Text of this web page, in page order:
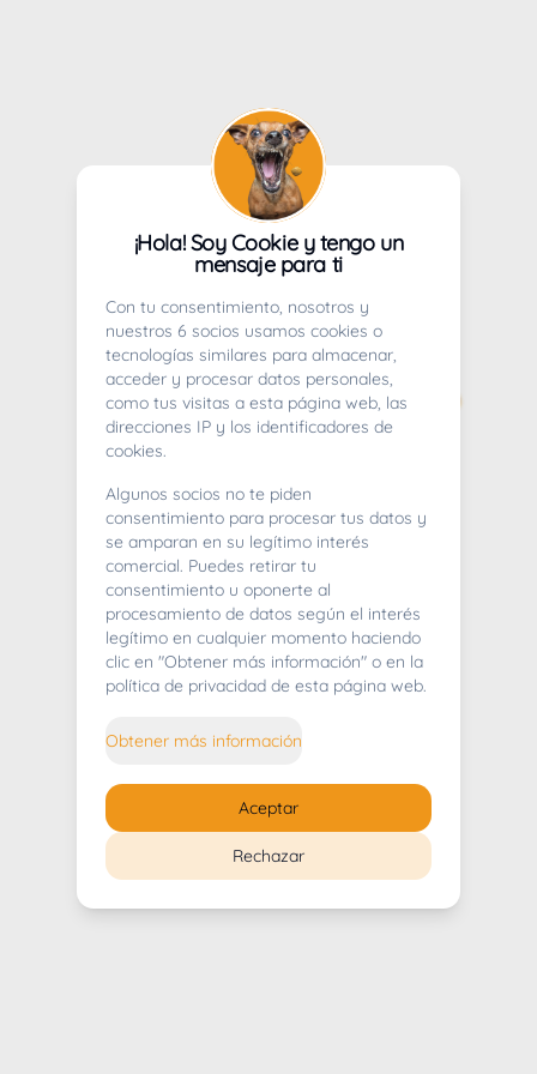
404
Whoops! Lo sentimos mucho.
¡Hola! Soy Cookie y tengo un
mensaje para ti
Con tu consentimiento, nosotros y
nuestros 6 socios usamos cookies o
tecnologías similares para almacenar,
acceder y procesar datos personales,
como tus visitas a esta página web, las
direcciones IP y los identificadores de
cookies.
Algunos socios no te piden
consentimiento para procesar tus datos y
se amparan en su legítimo interés
comercial. Puedes retirar tu
consentimiento u oponerte al
procesamiento de datos según el interés
legítimo en cualquier momento haciendo
clic en "Obtener más información" o en la
política de privacidad de esta página web.
Obtener más información
Rechazar
Aceptar